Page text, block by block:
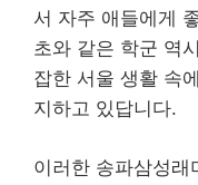
서 자주 애들에게
초와 같은 학군 역
잡한 서울 생활 속
지하고 있답니다.
이러한 송파삼성래